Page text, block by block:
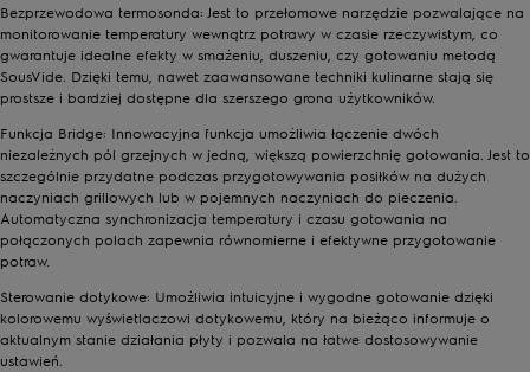
Bezprzewodowa termosonda: Jest to przełomowe narzędzie pozwalające na
monitorowanie temperatury wewnątrz potrawy w czasie rzeczywistym, co
gwarantuje idealne efekty w smażeniu, duszeniu, czy gotowaniu metodą
SousVide. Dzięki temu, nawet zaawansowane techniki kulinarne stają się
prostsze i bardziej dostępne dla szerszego grona użytkowników.
Funkcja Bridge: Innowacyjna funkcja umożliwia łączenie dwóch
niezależnych pól grzejnych w jedną, większą powierzchnię gotowania. Jest to
szczególnie przydatne podczas przygotowywania posiłków na dużych
naczyniach grillowych lub w pojemnych naczyniach do pieczenia.
Automatyczna synchronizacja temperatury i czasu gotowania na
połączonych polach zapewnia równomierne i efektywne przygotowanie
potraw.
Sterowanie dotykowe: Umożliwia intuicyjne i wygodne gotowanie dzięki
kolorowemu wyświetlaczowi dotykowemu, który na bieżąco informuje o
aktualnym stanie działania płyty i pozwala na łatwe dostosowywanie
ustawień.